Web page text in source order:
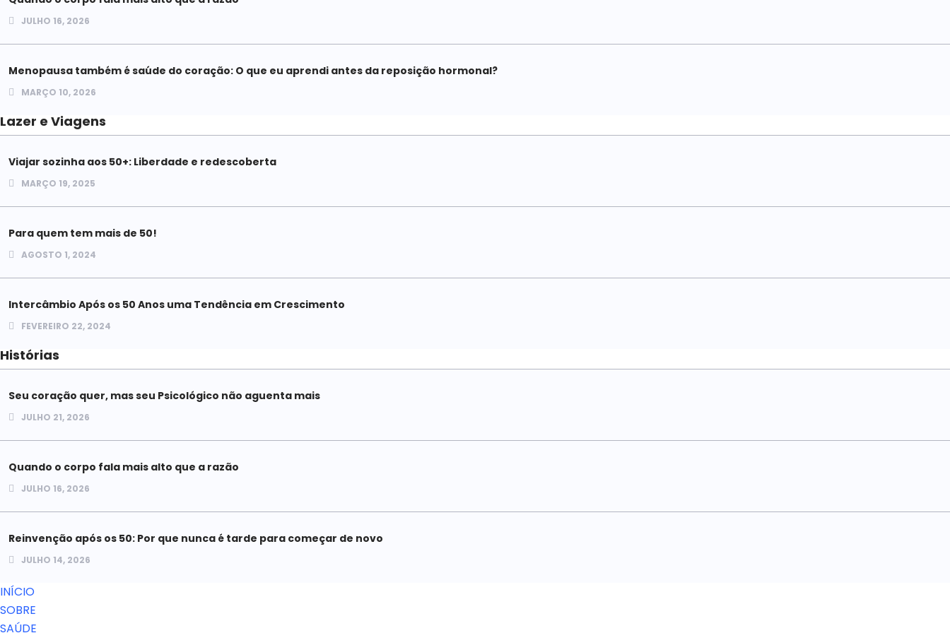
JULHO 16, 2026
Menopausa também é saúde do coração: O que eu aprendi antes da reposição hormonal?
MARÇO 10, 2026
Lazer e Viagens
Viajar sozinha aos 50+: Liberdade e redescoberta
MARÇO 19, 2025
Para quem tem mais de 50!
AGOSTO 1, 2024
Intercâmbio Após os 50 Anos uma Tendência em Crescimento
FEVEREIRO 22, 2024
Histórias
Seu coração quer, mas seu Psicológico não aguenta mais
JULHO 21, 2026
Quando o corpo fala mais alto que a razão
JULHO 16, 2026
Reinvenção após os 50: Por que nunca é tarde para começar de novo
JULHO 14, 2026
INÍCIO
SOBRE
SAÚDE